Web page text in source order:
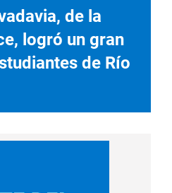
de la
logró un gran
de Río